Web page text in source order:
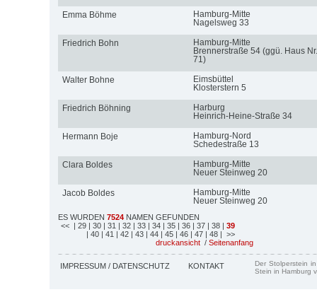
Emma Böhme
Hamburg-Mitte
Nagelsweg 33
Friedrich Bohn
Hamburg-Mitte
Brennerstraße 54 (ggü. Haus Nr.
71)
Walter Bohne
Eimsbüttel
Klosterstern 5
Friedrich Böhning
Harburg
Heinrich-Heine-Straße 34
Hermann Boje
Hamburg-Nord
Schedestraße 13
Clara Boldes
Hamburg-Mitte
Neuer Steinweg 20
Jacob Boldes
Hamburg-Mitte
Neuer Steinweg 20
ES WURDEN 7524 NAMEN GEFUNDEN
<< | 29 | 30 | 31 | 32 | 33 | 34 | 35 | 36 | 37 | 38 | 39
| 40 | 41 | 42 | 43 | 44 | 45 | 46 | 47 | 48 | >>
druckansicht / Seitenanfang
IMPRESSUM / DATENSCHUTZ KONTAKT
Der Stolperstein
Stein in Hamburg